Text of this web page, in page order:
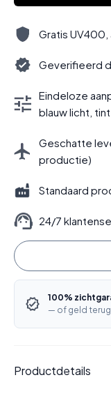
Gratis
Geverifieerd
Eindeloze
blauw licht,
Geschatte
productie)
Standaard
24/7
100%
— of geld
Productdetails